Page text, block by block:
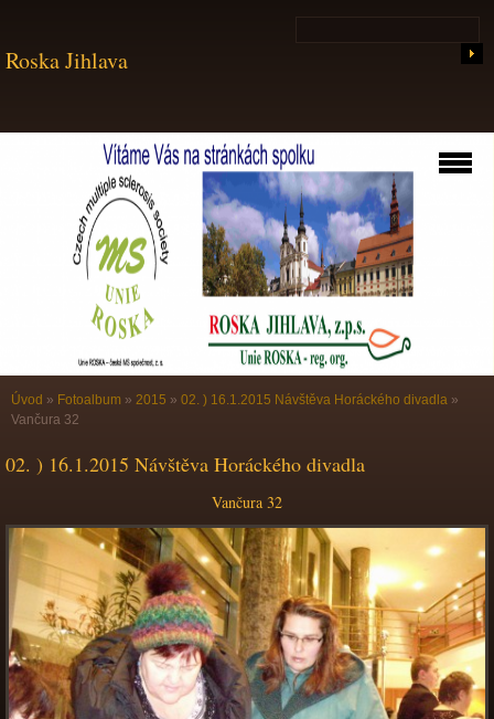
Roska Jihlava
Úvod » Fotoalbum » 2015 » 02. ) 16.1.2015 Návštěva Horáckého divadla »
Vančura 32
02. ) 16.1.2015 Návštěva Horáckého divadla
Vančura 32